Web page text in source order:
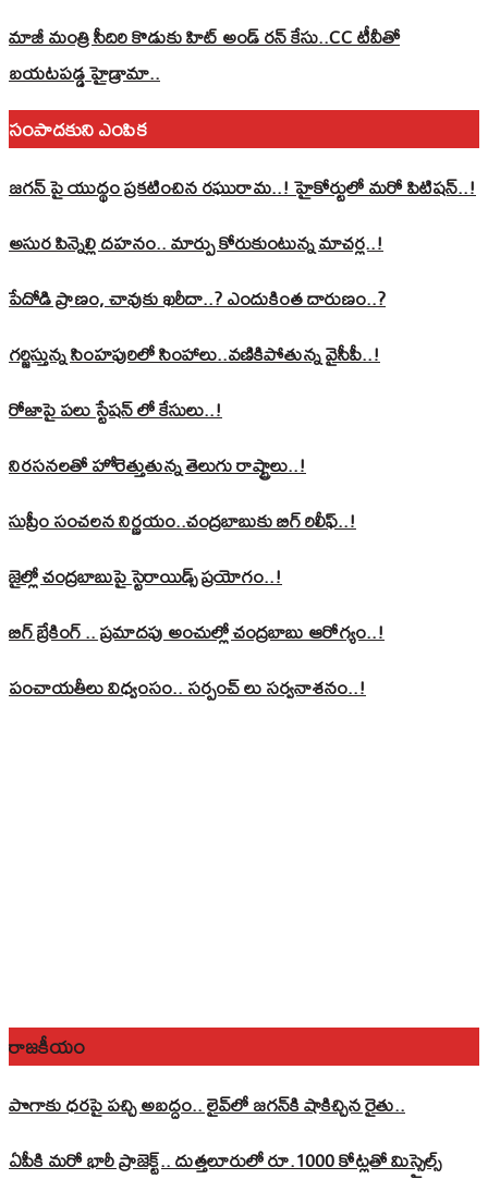
మాజీ మంత్రి సీదిరి కొడుకు హిట్ అండ్ రన్ కేసు..CC టీవీతో
బయటపడ్డ హైడ్రామా..
సంపాదకుని ఎంపిక
జగన్ పై యుద్థం ప్రకటించిన రఘురామ..! హైకోర్టులో మరో పిటిషన్..!
అసుర పిన్నెల్లి దహనం.. మార్పు కోరుకుంటున్న మాచర్ల..!
పేదోడి ప్రాణం, చావుకు ఖరీదా..? ఎందుకింత దారుణం..?
గర్జిస్తున్న సింహపురిలో సింహాలు..వణికిపోతున్న వైసీపీ..!
రోజాపై పలు స్టేషన్ లో కేసులు..!
నిరసనలతో హోరెత్తుతున్న తెలుగు రాష్ట్రాలు..!
సుప్రీం సంచలన నిర్ణయం..చంద్రబాబుకు బిగ్ రిలీఫ్..!
జైల్లో చంద్రబాబుపై స్టెరాయిడ్స్ ప్రయోగం..!
బిగ్ బ్రేకింగ్ .. ప్రమాదపు అంచుల్లో చంద్రబాబు ఆరోగ్యం..!
పంచాయతీలు విధ్వంసం.. సర్పంచ్ లు సర్వనాశనం..!
రాజకీయం
పొగాకు ధరపై పచ్చి అబద్దం.. లైవ్‌లో జగన్‌కి షాకిచ్చిన రైతు..
ఏపీకి మరో భారీ ప్రాజెక్ట్.. దుత్తలూరులో రూ.1000 కోట్లతో మిస్సైల్స్